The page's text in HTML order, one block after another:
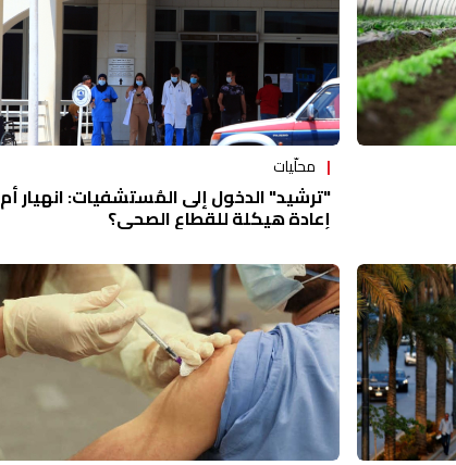
محلّيات
"ترشيد" الدخول إلى المُستشفيات: انهيار أم
إعادة هيكلة للقطاع الصحي؟